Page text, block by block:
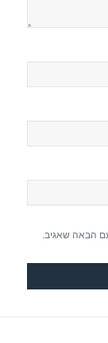
הבאה שאגיב.